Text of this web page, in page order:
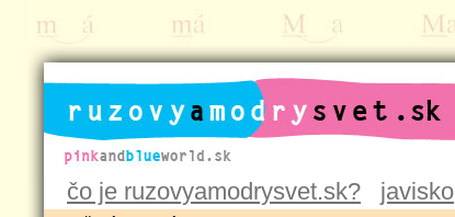
ruzovyamodrysvet.sk
čo je ruzovyamodrysvet.sk? javisko